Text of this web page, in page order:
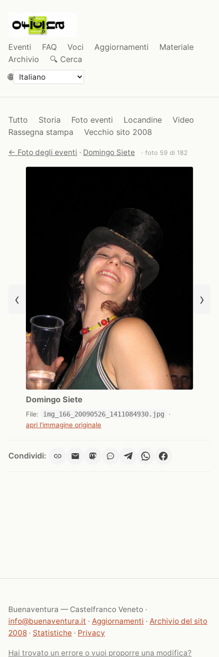
Eventi FAQ Voci Aggiornamenti
Materiale
Archivio
🔍 Cerca
🌐
Tutto Storia Foto eventi Locandine
Video
Rassegna stampa
Vecchio sito 2008
← Foto degli eventi · Domingo Siete · foto 59 di 182
‹
Domingo Siete
File: img_166_20090526_1411084930.jpg
·
apri l'immagine originale
›
Condividi:
Buenaventura — Castelfranco Veneto ·
info@buenaventura.it · Aggiornamenti · Archivio del sito
2008 · Statistiche · Privacy
Hai trovato un errore o vuoi proporre una modifica?